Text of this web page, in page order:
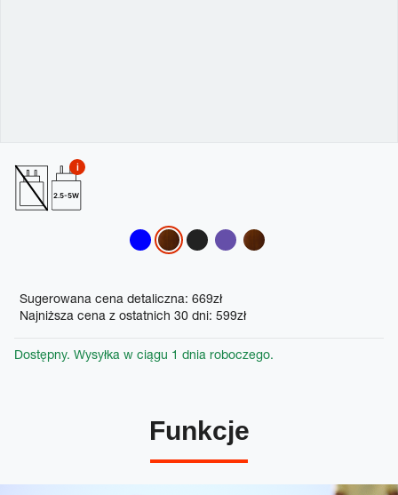
Promotions
Sugerowana cena detaliczna: 669zł
Najniższa cena z ostatnich 30 dni: 599zł
Dostępny. Wysyłka w ciągu 1 dnia roboczego.
2.5-5W
Funkcje